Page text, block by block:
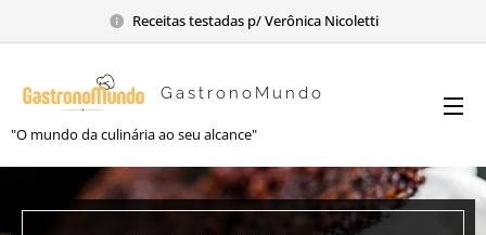
Receitas testadas p/ Verônica Nicoletti
GastronoMundo
"O mundo da culinária ao seu alcance"